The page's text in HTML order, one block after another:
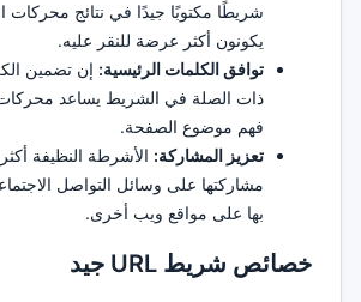
شريطًا مكتوبًا جيدًا في نتائج محركات
يكونون أكثر عرضة للنقر عليه.
توافق الكلمات الرئيسية: إن تضمين
ذات الصلة في الشريط يساعد
فهم موضوع الصفحة.
تعزيز المشاركة: الأشرطة النظيفة
مشاركتها على وسائل التواصل
بها على مواقع ويب أخرى.
خصائص شريط URL جيد